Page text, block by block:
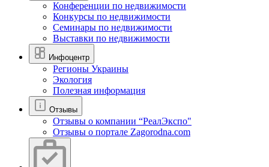
Конференции по недвижимости
Конкурсы по недвижимости
Семинары по недвижимости
Выставки по недвижимости
Инфоцентр
Регионы Украины
Экология
Полезная информация
Отзывы
Отзывы о компании “РеалЭкспо"
Отзывы о портале Zagorodna.com